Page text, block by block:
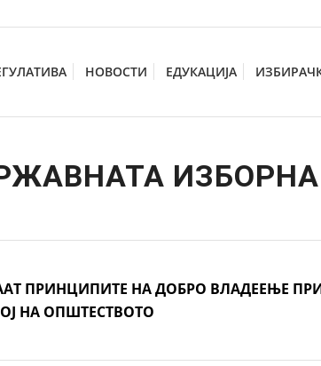
НОВОСТИ ЕДУКАЦИЈА
ПРИНЦИПИТЕ НА ДОБРО ВЛАДЕЕЊЕ
НА ОПШТЕСТВОТО